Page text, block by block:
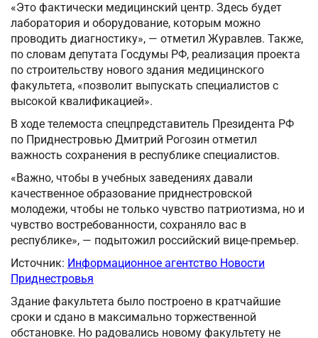
«Это фактически медицинский центр. Здесь будет
лаборатория и оборудование, которым можно
проводить диагностику», — отметил Журавлев. Также,
по словам депутата Госдумы РФ, реализация проекта
по строительству нового здания медицинского
факультета, «позволит выпускать специалистов с
высокой квалификацией».
В ходе телемоста спецпредставитель Президента РФ
по Приднестровью Дмитрий Рогозин отметил
важность сохранения в республике специалистов.
«Важно, чтобы в учебных заведениях давали
качественное образование приднестровской
молодежи, чтобы не только чувство патриотизма, но и
чувство востребованности, сохраняло вас в
республике», — подытожил российский вице-премьер.
Источник: Информационное агентство Новости
Приднестровья
Здание факультета было построено в кратчайшие
сроки и сдано в максимально торжественной
обстановке. Но радовались новому факультету не